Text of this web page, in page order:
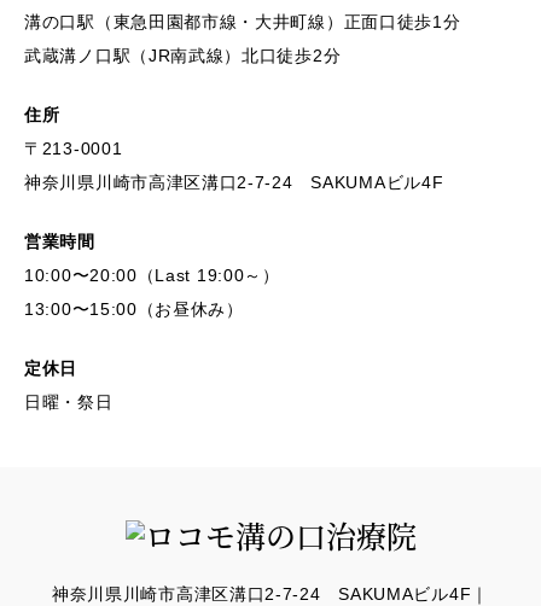
溝の口駅（東急田園都市線・大井町線）正面口徒歩1分
武蔵溝ノ口駅（JR南武線）北口徒歩2分
住所
〒213-0001
神奈川県川崎市高津区溝口2-7-24 SAKUMAビル4F
営業時間
10:00〜20:00（Last 19:00～）
13:00〜15:00（お昼休み）
定休日
日曜・祭日
神奈川県川崎市高津区溝口2-7-24 SAKUMAビル4F｜